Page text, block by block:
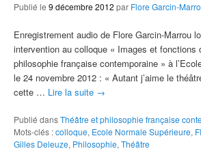
Publié le 9 décembre 2012 par Flore Garcin-
Enregistrement audio de Flore Garcin-Marrou
intervention au colloque « Images et fonctions
philosophie française contemporaine » à
le 24 novembre 2012 : « Autant j’aime le
cette … Lire la suite →
Publié dansThéâtre et philosophie française
Mots-clés :colloque, Ecole Normale Supérieure,
Gilles Deleuze, Philosophie, Théâtre